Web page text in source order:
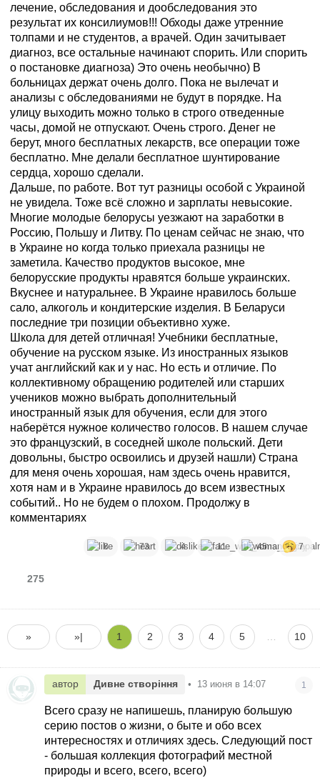
лечение, обследования и дообследования это
результат их консилиумов!!! Обходы даже утренние
толпами и не студентов, а врачей. Один зачитывает
диагноз, все остальные начинают спорить. Или спорить
о постановке диагноза) Это очень необычно) В
больницах держат очень долго. Пока не вылечат и
анализы с обследованиями не будут в порядке. На
улицу выходить можно только в строго отведенные
часы, домой не отпускают. Очень строго. Денег не
берут, много бесплатных лекарств, все операции тоже
бесплатно. Мне делали бесплатное шунтирование
сердца, хорошо сделали.
Дальше, по работе. Вот тут разницы особой с Украиной
не увидела. Тоже всё сложно и зарплаты невысокие.
Многие молодые белорусы уезжают на заработки в
Россию, Польшу и Литву. По ценам сейчас не знаю, что
в Украине но когда только приехала разницы не
заметила. Качество продуктов высокое, мне
белорусские продукты нравятся больше украинских.
Вкуснее и натуральнее. В Украине нравилось больше
сало, алкоголь и кондитерские изделия. В Беларуси
последние три позиции объективно хуже.
Школа для детей отличная! Учебники бесплатные,
обучение на русском языке. Из иностранных языков
учат английский как и у нас. Но есть и отличие. По
коллективному обращению родителей или старших
учеников можно выбрать дополнительный
иностранный язык для обучения, если для этого
наберётся нужное количество голосов. В нашем случае
это французский, в соседней школе польский. Дети
довольны, быстро освоились и друзей нашли) Страна
для меня очень хорошая, нам здесь очень нравится,
хотя нам и в Украине нравилось до всем известных
событий.. Но не будем о плохом. Продолжу в
комментариях
8 73 4 11 45 7
275
» »| 1 2 3 4 5 10
автор Дивне створіння • 13 июня в 14:07 1
Всего сразу не напишешь, планирую большую
серию постов о жизни, о быте и обо всех
интересностях и отличиях здесь. Следующий пост
- большая коллекция фотографий местной
природы и всего, всего, всего)